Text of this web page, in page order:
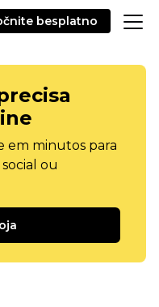
besplatno
em minutos para
ou